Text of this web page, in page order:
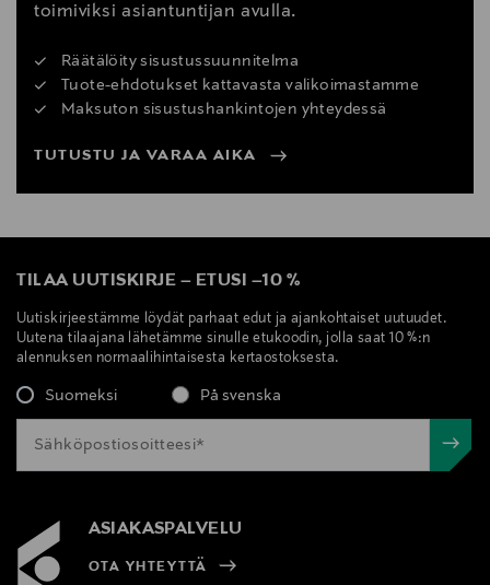
toimiviksi asiantuntijan avulla.
Räätälöity sisustussuunnitelma
Tuote-ehdotukset kattavasta valikoimastamme
Maksuton sisustushankintojen yhteydessä
TUTUSTU JA VARAA AIKA
TILAA UUTISKIRJE – ETUSI –10 %
Uutiskirjeestämme löydät parhaat edut ja ajankohtaiset uutuudet.
Uutena tilaajana lähetämme sinulle etukoodin, jolla saat 10 %:n
alennuksen normaalihintaisesta kertaostoksesta.
Suomeksi På svenska
ASIAKASPALVELU
OTA YHTEYTTÄ